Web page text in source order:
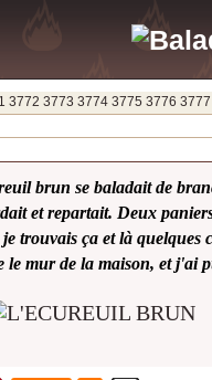
3772 3773 3774 3775 3776 3777
brun se baladait de
et repartait. Deux
trouvais ça et là quelques
le mur de la maison, et j'ai